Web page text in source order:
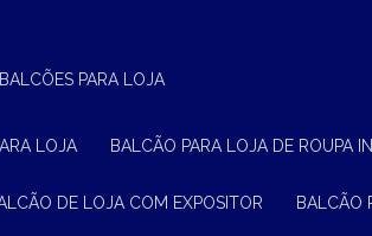
BALCÕES PARA LOJA
LOJA BALCÃO PARA LOJA DE ROUPA
DE LOJA COM EXPOSITOR BALCÃO